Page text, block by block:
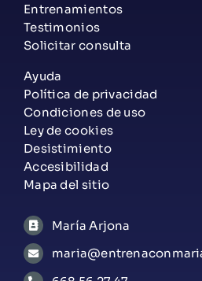
Entrenamientos
Testimonios
Solicitar consulta
Ayuda
Política de privacidad
Condiciones de uso
Ley de cookies
Desistimiento
Accesibilidad
Mapa del sitio
María Arjona